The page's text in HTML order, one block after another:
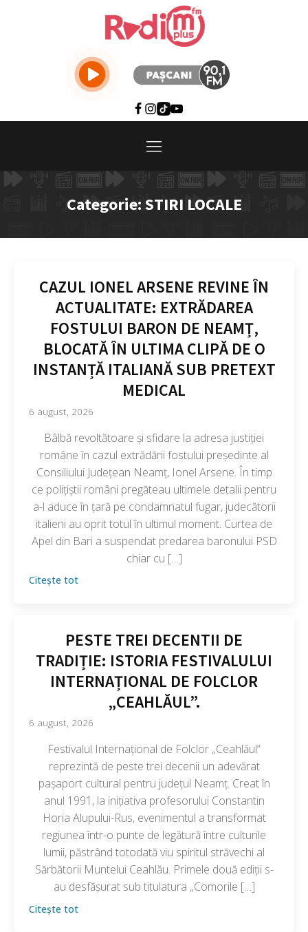
Categorie:STIRI LOCALE
CAZUL IONEL ARSENE REVINE ÎN
ACTUALITATE: EXTRĂDAREA
FOSTULUI BARON DE NEAMȚ,
BLOCATĂ ÎN ULTIMA CLIPĂ DE O
INSTANȚĂ ITALIANĂ SUB PRETEXT
MEDICAL
6 august, 2026
Bâlbă revoltătoare și sfidare la adresa justiției
române în cazul extrădării fostului președinte al
Consiliului Județean Neamț, Ionel Arsene. În timp
ce polițiștii români pregăteau ultimele detalii pentru
a-l aduce în țară pe condamnatul fugar, judecătorii
italieni au oprit totul în ultimul moment. Curtea de
Apel din Bari a suspendat predarea baronului PSD
chiar cu […]
Citește tot
PESTE TREI DECENTII DE
TRADIȚIE: ISTORIA FESTIVALULUI
INTERNAȚIONAL DE FOLCLOR
„CEAHLĂUL”.
6 august, 2026
Festivalul Internațional de Folclor „Ceahlăul”
reprezintă de peste trei decenii un adevărat
pașaport cultural pentru județul Neamț. Creat în
anul 1991, la inițiativa profesorului Constantin
Horia Alupului-Rus, evenimentul a transformat
regiunea într-o punte de legătură între culturile
lumii, păstrând totodată viu spiritul străvechi al
Sărbătorii Muntelui Ceahlău. Primele două ediții s-
au desfășurat sub titulatura „Comorile […]
Citește tot